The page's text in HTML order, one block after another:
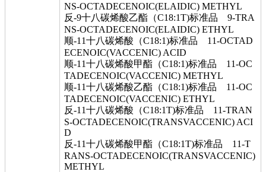
NS-OCTADECENOIC(ELAIDIC) METHYL
反-9十八碳烯酸乙酯（C18:1T)标准品 9-TRA
NS-OCTADECENOIC(ELAIDIC) ETHYL
顺-11十八碳烯酸（C18:1)标准品 11-OCTAD
ECENOIC(VACCENIC) ACID
顺-11十八碳烯酸甲酯（C18:1)标准品 11-OC
TADECENOIC(VACCENIC) METHYL
顺-11十八碳烯酸乙酯（C18:1)标准品 11-OC
TADECENOIC(VACCENIC) ETHYL
反-11十八碳烯酸（C18:1T)标准品 11-TRAN
S-OCTADECENOIC(TRANSVACCENIC) ACI
D
反-11十八碳烯酸甲酯（C18:1T)标准品 11-T
RANS-OCTADECENOIC(TRANSVACCENIC)
METHYL